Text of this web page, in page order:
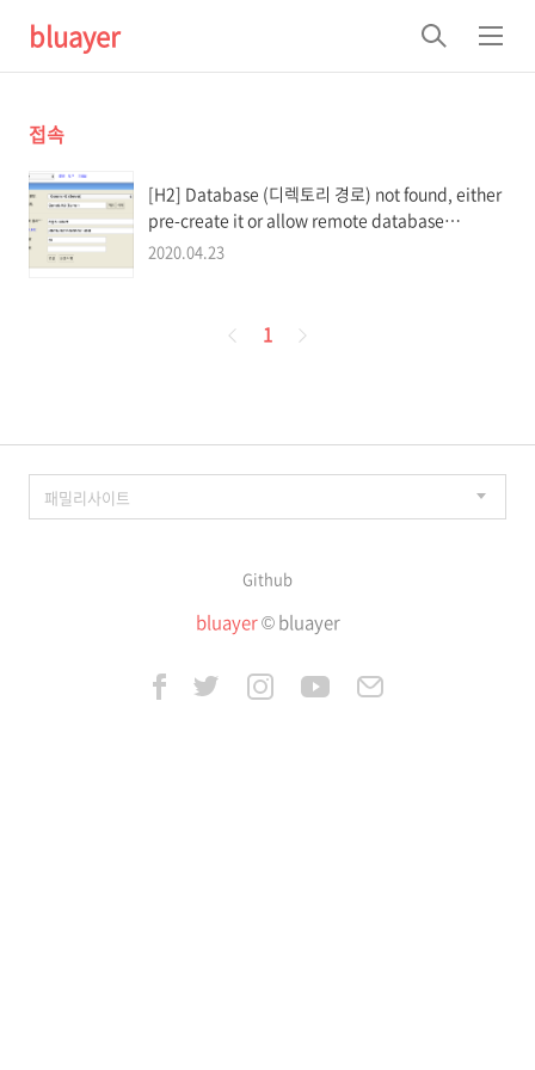
bluayer
검
색
메
뉴
접속
[H2] Database (디렉토리 경로) not found, either
pre-create it or allow remote database
creation
2020.04.23
페
1
Github
bluayer© bluayer